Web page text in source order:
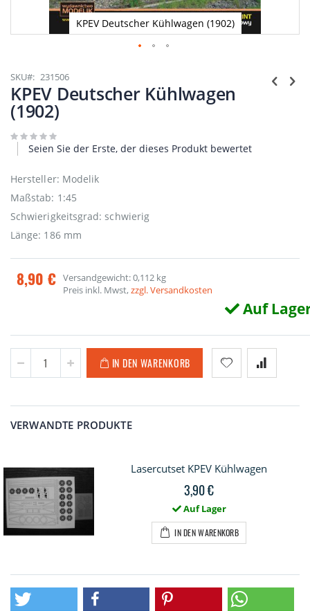
KPEV Deutscher Kühlwagen (1902)
Anfang
der
Bildgalerie
springen
SKU 231506
KPEV Deutscher Kühlwagen
(1902)
Seien Sie der Erste, der dieses Produkt bewertet
Hersteller: Modelik
Maßstab: 1:45
Schwierigkeitsgrad: schwierig
Länge: 186 mm
8,90 € Versandgewicht: 0,112 kg
Preis inkl. Mwst,zzgl. Versandkosten
Auf
IN DEN WARENKORB
VERWANDTE PRODUKTE
Lasercutset KPEV Kühlwagen
3,90 €
Auf Lager
IN DEN WARENKORB